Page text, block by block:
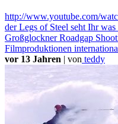
http://www.youtube.com/
der Legs of Steel seht Ihr
Großglockner Roadgap
Filmproduktionen
vor 13 Jahren | von teddy